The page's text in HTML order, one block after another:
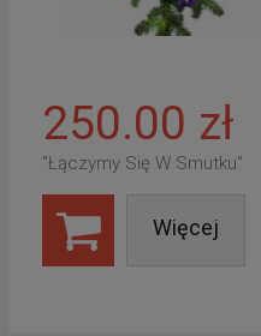
250.00 zł
"Łączymy Się W Smutku"
Więcej